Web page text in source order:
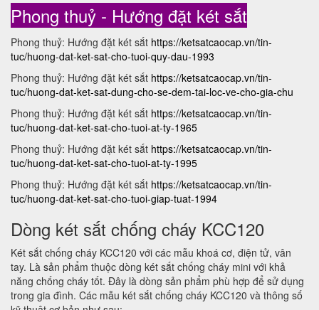
Phong thuỷ - Hướng đặt két sắt
Phong thuỷ: Hướng đặt két sắt https://ketsatcaocap.vn/tin-
tuc/huong-dat-ket-sat-cho-tuoi-quy-dau-1993
Phong thuỷ: Hướng đặt két sắt https://ketsatcaocap.vn/tin-
tuc/huong-dat-ket-sat-dung-cho-se-dem-tai-loc-ve-cho-gia-chu
Phong thuỷ: Hướng đặt két sắt https://ketsatcaocap.vn/tin-
tuc/huong-dat-ket-sat-cho-tuoi-at-ty-1965
Phong thuỷ: Hướng đặt két sắt https://ketsatcaocap.vn/tin-
tuc/huong-dat-ket-sat-cho-tuoi-at-ty-1995
Phong thuỷ: Hướng đặt két sắt https://ketsatcaocap.vn/tin-
tuc/huong-dat-ket-sat-cho-tuoi-giap-tuat-1994
Dòng két sắt chống cháy KCC120
Két sắt chống cháy KCC120 với các mẫu khoá cơ, điện tử, vân
tay. Là sản phẩm thuộc dòng két sắt chống cháy mini với khả
năng chống cháy tốt. Đây là dòng sản phẩm phù hợp để sử dụng
trong gia đình. Các mẫu két sắt chống cháy KCC120 và thông số